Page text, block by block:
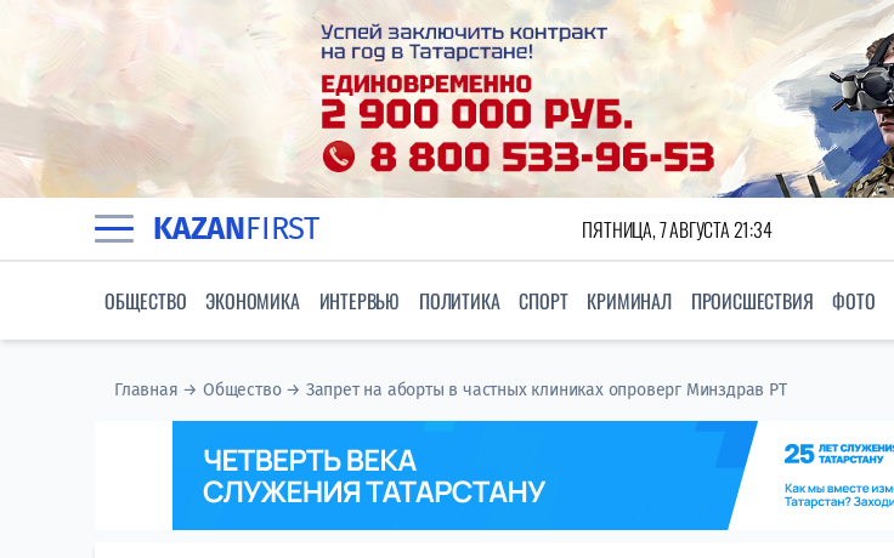
KAZANFIRST ПЯТНИЦА, 7 АВГУСТА 21:34
ОБЩЕСТВО ЭКОНОМИКА ИНТЕРВЬЮ ПОЛИТИКА СПОРТ КРИМИНАЛ ПРОИСШЕСТВИЯ ФОТО
Главная →Общество→ Запрет на аборты в частных клиниках опроверг Минздрав РТ